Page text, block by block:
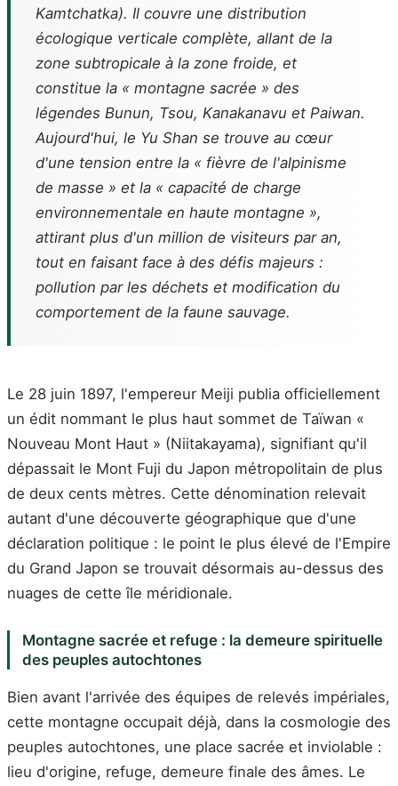
Kamtchatka). Il couvre une distribution
écologique verticale complète, allant de la
zone subtropicale à la zone froide, et
constitue la « montagne sacrée » des
légendes Bunun, Tsou, Kanakanavu et Paiwan.
Aujourd'hui, le Yu Shan se trouve au cœur
d'une tension entre la « fièvre de l'alpinisme
de masse » et la « capacité de charge
environnementale en haute montagne »,
attirant plus d'un million de visiteurs par an,
tout en faisant face à des défis majeurs :
pollution par les déchets et modification du
comportement de la faune sauvage.
Le 28 juin 1897, l'empereur Meiji publia officiellement
un édit nommant le plus haut sommet de Taïwan «
Nouveau Mont Haut » (Niitakayama), signifiant qu'il
dépassait le Mont Fuji du Japon métropolitain de plus
de deux cents mètres. Cette dénomination relevait
autant d'une découverte géographique que d'une
déclaration politique : le point le plus élevé de l'Empire
du Grand Japon se trouvait désormais au-dessus des
nuages de cette île méridionale.
Montagne sacrée et refuge : la demeure spirituelle
des peuples autochtones
Bien avant l'arrivée des équipes de relevés impériales,
cette montagne occupait déjà, dans la cosmologie des
peuples autochtones, une place sacrée et inviolable :
lieu d'origine, refuge, demeure finale des âmes. Le